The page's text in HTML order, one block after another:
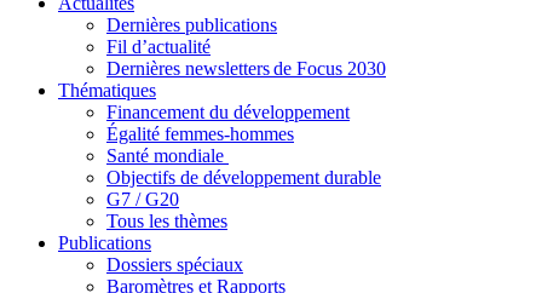
Dernières publications
Fil d’actualité
Dernières newsletters de Focus 2030
Thématiques
Financement du développement
Égalité femmes-hommes
Santé mondiale
Objectifs de développement durable
G7 / G20
Tous les thèmes
Publications
Dossiers spéciaux
Baromètres et Rapports